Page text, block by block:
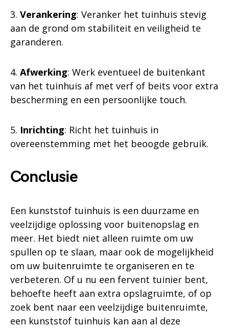
3. Verankering: Veranker het tuinhuis stevig
aan de grond om stabiliteit en veiligheid te
garanderen.
4. Afwerking: Werk eventueel de buitenkant
van het tuinhuis af met verf of beits voor extra
bescherming en een persoonlijke touch.
5. Inrichting: Richt het tuinhuis in
overeenstemming met het beoogde gebruik.
Conclusie
Een kunststof tuinhuis is een duurzame en
veelzijdige oplossing voor buitenopslag en
meer. Het biedt niet alleen ruimte om uw
spullen op te slaan, maar ook de mogelijkheid
om uw buitenruimte te organiseren en te
verbeteren. Of u nu een fervent tuinier bent,
behoefte heeft aan extra opslagruimte, of op
zoek bent naar een veelzijdige buitenruimte,
een kunststof tuinhuis kan aan al deze